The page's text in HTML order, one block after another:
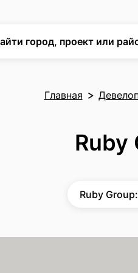
город, проект или
Главная
Ruby
Ruby